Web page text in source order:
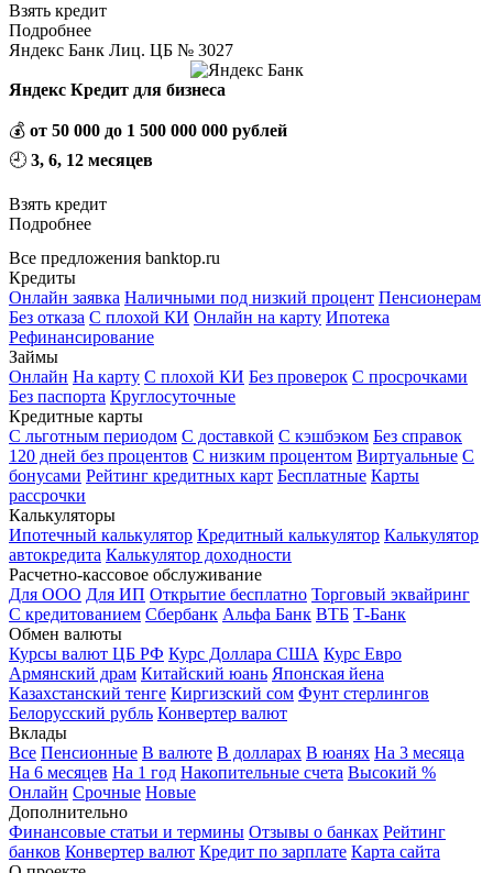
Взять кредит
Подробнее
Яндекс Банк Лиц. ЦБ № 3027
Яндекс Кредит для бизнеса
💰 от 50 000 до 1 500 000 000 рублей
🕘 3, 6, 12 месяцев
Взять кредит
Подробнее
Все предложения banktop.ru
Кредиты
Онлайн заявка Наличными под низкий процент Пенсионерам
Без отказа С плохой КИ Онлайн на карту Ипотека
Рефинансирование
Займы
Онлайн На карту С плохой КИ Без проверок С просрочками
Без паспорта Круглосуточные
Кредитные карты
С льготным периодом С доставкой С кэшбэком Без справок
120 дней без процентов С низким процентом Виртуальные С
бонусами Рейтинг кредитных карт Бесплатные Карты
рассрочки
Калькуляторы
Ипотечный калькулятор Кредитный калькулятор Калькулятор
автокредита Калькулятор доходности
Расчетно-кассовое обслуживание
Для ООО Для ИП Открытие бесплатно Торговый эквайринг
С кредитованием Сбербанк Альфа Банк ВТБ Т-Банк
Обмен валюты
Курсы валют ЦБ РФ Курс Доллара США Курс Евро
Армянский драм Китайский юань Японская йена
Казахстанский тенге Киргизский сом Фунт стерлингов
Белорусский рубль Конвертер валют
Вклады
Все Пенсионные В валюте В долларах В юанях На 3 месяца
На 6 месяцев На 1 год Накопительные счета Высокий %
Онлайн Срочные Новые
Дополнительно
Финансовые статьи и термины Отзывы о банках Рейтинг
банков Конвертер валют Кредит по зарплате Карта сайта